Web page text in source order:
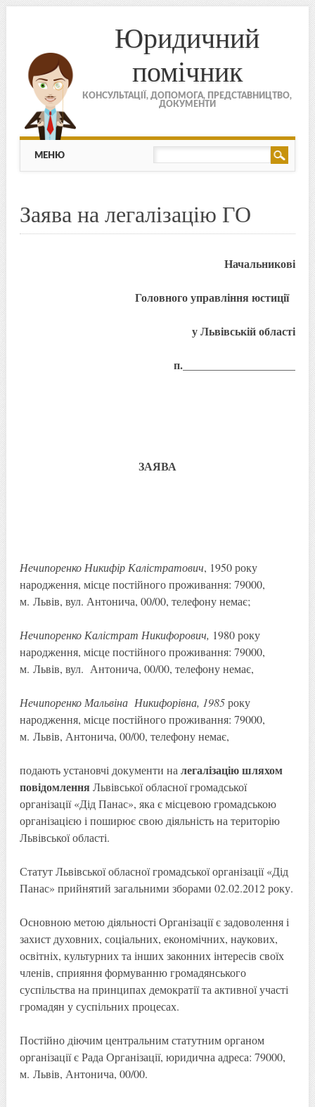
Юридичний
помічник
КОНСУЛЬТАЦІЇ, ДОПОМОГА, ПРЕДСТАВНИЦТВО,
ДОКУМЕНТИ
МЕНЮ
Skip to content
МЕНЮ
Заява на легалізацію ГО
Начальникові
Головного управління юстиції
у Львівській області
п.
ЗАЯВА
Нечипоренко Никифір Калістратович, 1950 року
народження, місце постійного проживання: 79000,
м. Львів, вул. Антонича, 00/00, телефону немає;
Нечипоренко Калістрат Никифорович, 1980 року
народження, місце постійного проживання: 79000,
м. Львів, вул. Антонича, 00/00, телефону немає,
Нечипоренко Мальвіна Никифорівна, 1985року
народження, місце постійного проживання: 79000,
м. Львів, Антонича, 00/00, телефону немає,
подають установчі документи на легалізацію шляхом
повідомленняЛьвівської обласної громадської
організації «Дід Панас», яка є місцевою громадською
організацією і поширює свою діяльність на територію
Львівської області.
Статут Львівської обласної громадської організації «Дід
Панас» прийнятий загальними зборами 02.02.2012 року.
Основною метою діяльності Організації є задоволення і
захист духовних, соціальних, економічних, наукових,
освітніх, культурних та інших законних інтересів своїх
членів, сприяння формуванню громадянського
суспільства на принципах демократії та активної участі
громадян у суспільних процесах.
Постійно діючим центральним статутним органом
організації є Рада Організації, юридична адреса: 79000,
м. Львів, Антонича, 00/00.